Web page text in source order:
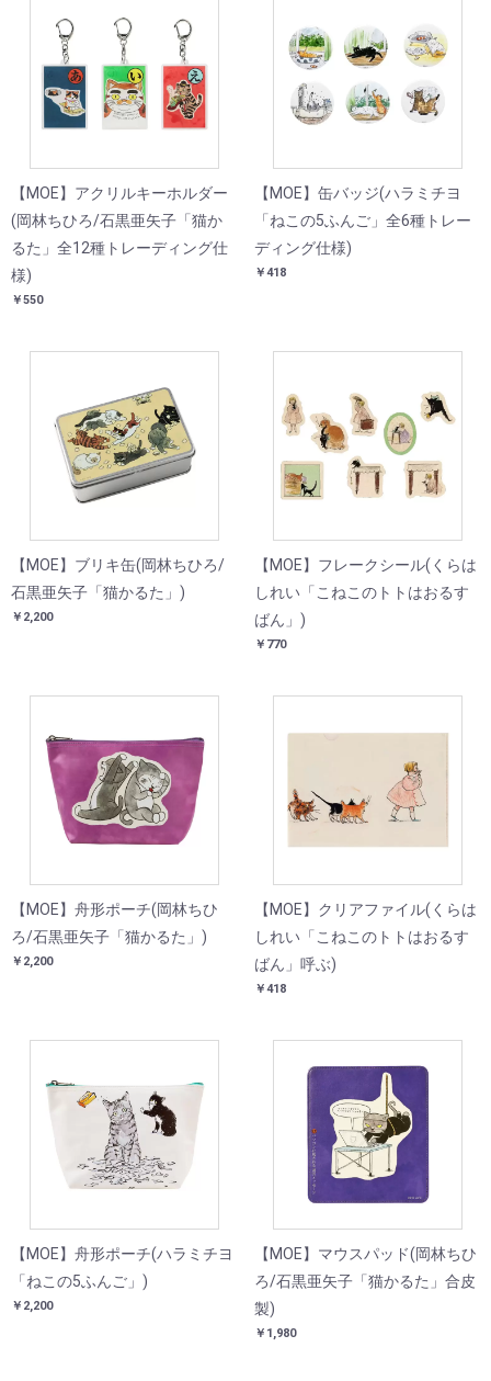
【MOE】アクリルキーホルダー
(岡林ちひろ/石黒亜矢子「猫か
るた」全12種トレーディング仕
様)
￥550
【MOE】缶バッジ(ハラミチヨ
「ねこの5ふんご」全6種トレー
ディング仕様)
￥418
【MOE】ブリキ缶(岡林ちひろ/
石黒亜矢子「猫かるた」)
￥2,200
【MOE】フレークシール(くらは
しれい「こねこのトトはおるす
ばん」)
￥770
【MOE】舟形ポーチ(岡林ちひ
ろ/石黒亜矢子「猫かるた」)
￥2,200
【MOE】クリアファイル(くらは
しれい「こねこのトトはおるす
ばん」呼ぶ)
￥418
【MOE】舟形ポーチ(ハラミチヨ
「ねこの5ふんご」)
￥2,200
【MOE】マウスパッド(岡林ちひ
ろ/石黒亜矢子「猫かるた」合皮
製)
￥1,980